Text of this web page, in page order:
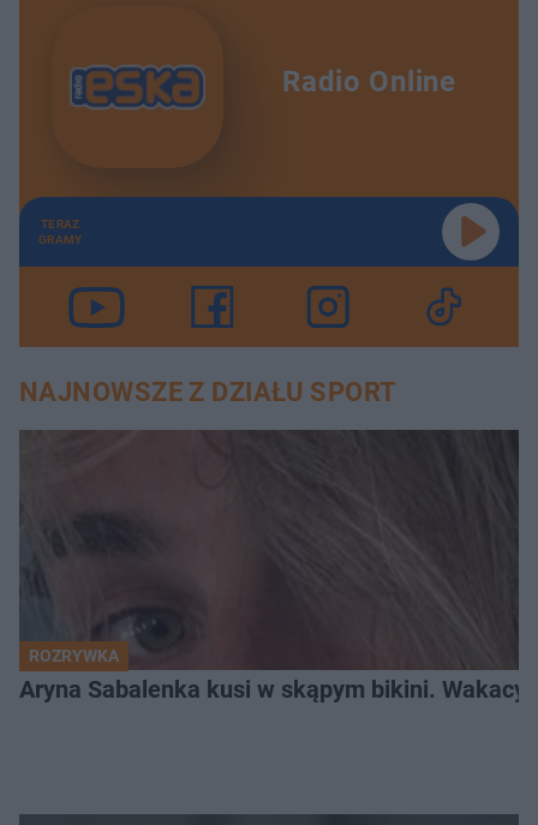
Radio Online
TERAZ
GRAMY
NAJNOWSZE Z DZIAŁU SPORT
ROZRYWKA
Aryna Sabalenka kusi w skąpym bikini.